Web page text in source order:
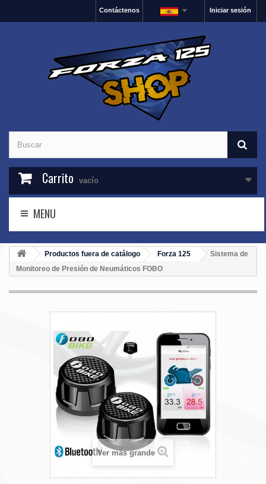
Iniciar sesión
Contáctenos
Carrito vacío
MENU
Productos fuera de catálogo Forza 125
Sistema de
Monitoreo de Presión de Neumáticos FOBO
Ver más grande